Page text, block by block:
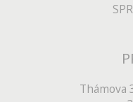
Thámova